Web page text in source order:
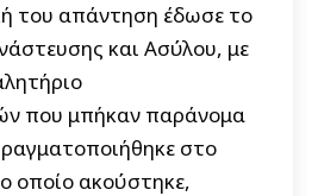
του απάντηση έδωσε το
και Ασύλου, με
που μπήκαν παράνομα
στο
οποίο ακούστηκε,